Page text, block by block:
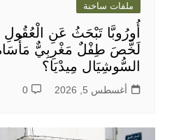
ملفات ساخنة
أُورُوبَّا تَبْحَثُ عَنِ
لَخَّصَ طِفْلٌ مَغْرِبِيٌّ مَأْسَاةَ
السُّوشِيَال مِيدْيَا؟
أغسطس 5, 2026 0